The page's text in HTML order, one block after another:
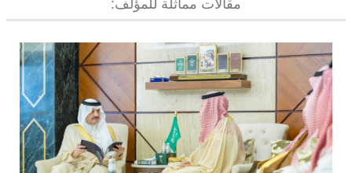
مقالات مماثلة للمؤلف: